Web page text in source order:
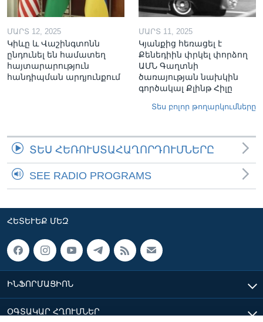
ՄԱՐՏ 12, 2025
Կիևը և Վաշինգտոնն
ընդունել են համատեղ
հայտարարություն
հանդիպման արդյունքում
ՄԱՐՏ 11, 2025
Կյանքից հեռացել է
Քենեդիին փրկել փորձող
ԱՄՆ Գաղտնի
ծառայության նախկին
գործակալ Քլինթ Հիլը
Տես բոլոր թողարկումները
ՏԵՍ ՀԵՌՈՒՍՏԱՀԱՂՈՐԴՈՒՄՆԵՐԸ
SEE RADIO PROGRAMS
ՀԵՏԵՒԵՔ ՄԵԶ
ԻՆՖՈՐՄԱՑԻՈՆ
ՕԳՏԱԿԱՐ ՀՂՈՒՄՆԵՐ